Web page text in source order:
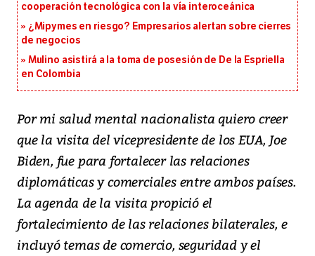
cooperación tecnológica con la vía interoceánica
¿Mipymes en riesgo? Empresarios alertan sobre cierres
de negocios
Mulino asistirá a la toma de posesión de De la Espriella
en Colombia
Por mi salud mental nacionalista quiero creer
que la visita del vicepresidente de los EUA, Joe
Biden, fue para fortalecer las relaciones
diplomáticas y comerciales entre ambos países.
La agenda de la visita propició el
fortalecimiento de las relaciones bilaterales, e
incluyó temas de comercio, seguridad y el